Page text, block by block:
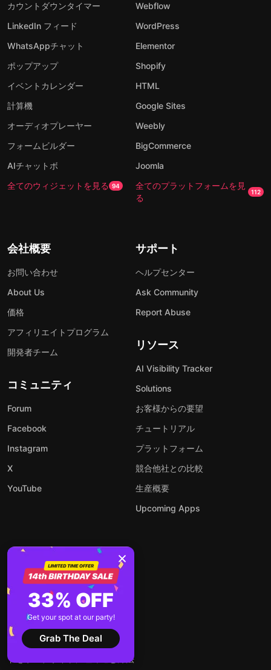
カウントダウンタイマー
LinkedIn フィード
WhatsAppチャット
ポップアップ
イベントカレンダー
計算機
オーディオプレーヤー
フォームビルダー
AIチャットボ
全てのウィジェットを見る 94
Webflow
WordPress
Elementor
Shopify
HTML
Google Sites
Weebly
BigCommerce
Joomla
全てのプラットフォームを見
る
112
会社概要
お問い合わせ
About Us
価格
アフィリエイトプログラム
開発者チーム
コミュニティ
Forum
Facebook
Instagram
X
YouTube
サポート
ヘルプセンター
Ask Community
Report Abuse
リソース
AI Visibility Tracker
Solutions
お客様からの要望
チュートリアル
プラットフォーム
競合他社との比較
生産概要
Upcoming Apps
Facebook APIのすべて：取得方
法と活用法
ウェブサイトにGoogleレビュー
を無料で埋め込む方法
無料でできる！Instagramフィー
ドをウェブサイトに埋め込む方法
33% OFF
Get your spot at our party!
Grab The Deal